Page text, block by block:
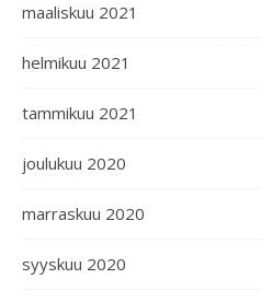
maaliskuu 2021
helmikuu 2021
tammikuu 2021
joulukuu 2020
marraskuu 2020
syyskuu 2020